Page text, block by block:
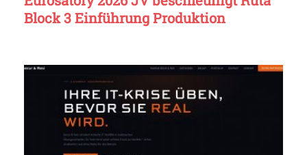
Block 3 Einführung Produktion